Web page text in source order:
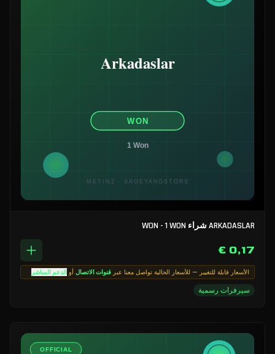
ARKADASLAR شراء WON - 1 WON
0,17 €
الأسعار قابلة للتغيير — للأسعار الحالية تواصل معنا عبر قنوات الاتصال أو الدعم المباشر
سيرفرات رسمية